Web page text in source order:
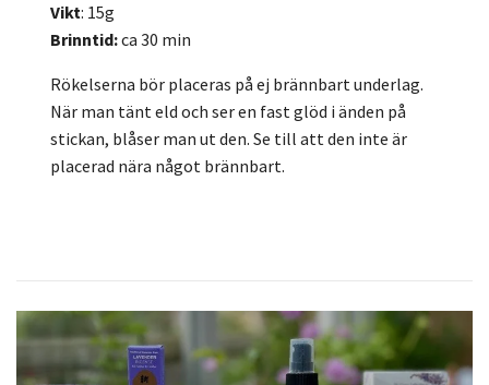
Vikt: 15g
Brinntid:ca 30 min
Rökelserna bör placeras på ej brännbart underlag.
När man tänt eld och ser en fast glöd i änden på
stickan, blåser man ut den. Se till att den inte är
placerad nära något brännbart.